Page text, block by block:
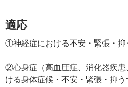
適応
①神経症における不安・緊張・抑
②心身症（高血圧症、消化器疾患
ける身体症候・不安・緊張・抑う